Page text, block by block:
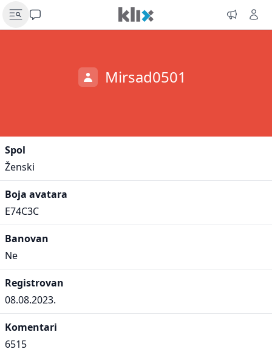
Mirsad0501
Spol
Ženski
Boja avatara
E74C3C
Banovan
Ne
Registrovan
08.08.2023.
Komentari
6515